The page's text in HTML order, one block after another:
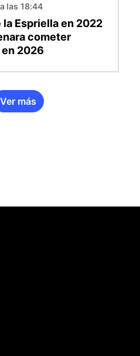
las 18:44
la Espriella en 2022
cometer
2026
Ver más